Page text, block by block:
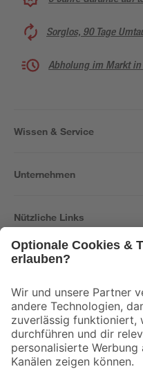
Sorglos, 90 Tage
Abholung im Markt
Wissen & Service
Unternehmen
Nützliche Links
Der toom Newsletter: Keine
Zur Newsletter
Folge uns